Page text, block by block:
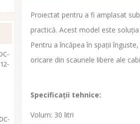
Proiectat pentru a fi amplasat
practică. Acest model este
Pentru a încăpea în spații
oricare din scaunele libere ale
Specificații tehnice:
Volum: 30 litri